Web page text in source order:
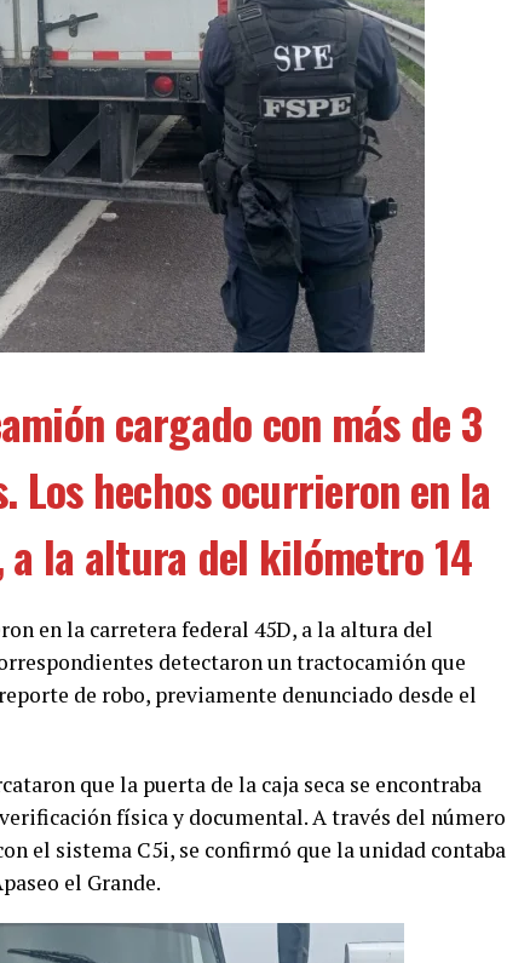
cargado con más de 3
Los hechos ocurrieron en la
la altura del kilómetro 14
en la carretera federal 45D, a la altura del
detectaron un tractocamión que
de robo, previamente denunciado desde el
que la puerta de la caja seca se encontraba
física y documental. A través del número
el sistema C5i, se confirmó que la unidad contaba
el Grande.